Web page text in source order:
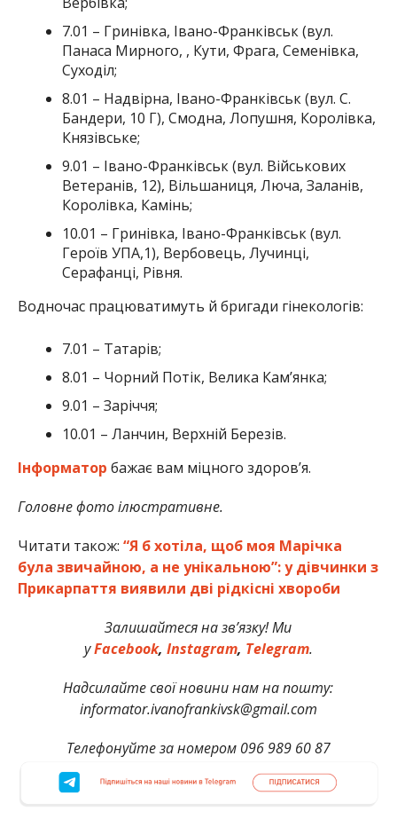
7.01 – Гринівка, Івано-Франківськ (вул.
Панаса Мирного, , Кути, Фрага, Семенівка,
Суходіл;
8.01 – Надвірна, Івано-Франківськ (вул. С.
Бандери, 10 Г), Смодна, Лопушня, Королівка,
Князівське;
9.01 – Івано-Франківськ (вул. Військових
Ветеранів, 12), Вільшаниця, Люча, Заланів,
Королівка, Камінь;
10.01 – Гринівка, Івано-Франківськ (вул.
Героїв УПА,1), Вербовець, Лучинці,
Серафанці, Рівня.
Водночас працюватимуть й бригади гінекологів:
7.01 – Татарів;
8.01 – Чорний Потік, Велика Кам’янка;
9.01 – Заріччя;
10.01 – Ланчин, Верхній Березів.
Інформатор бажає вам міцного здоров’я.
Головне фото ілюстративне.
Читати також: “Я б хотіла, щоб моя Марічка
була звичайною, а не унікальною”: у дівчинки з
Прикарпаття виявили дві рідкісні хвороби
Залишайтеся на зв’язку! Ми
уFacebook, Instagram, Telegram.
Надсилайте свої новини нам на пошту:
informator.ivanofrankivsk@gmail.com
Телефонуйте за номером 096 989 60 87